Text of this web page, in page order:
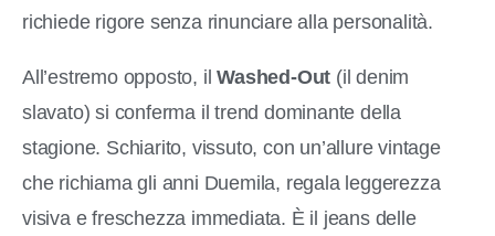
richiede rigore senza rinunciare alla personalità.
All’estremo opposto, ilWashed-Out (il denim
slavato) si conferma il trend dominante della
stagione. Schiarito, vissuto, con un’allure vintage
che richiama gli anni Duemila, regala leggerezza
visiva e freschezza immediata. È il jeans delle